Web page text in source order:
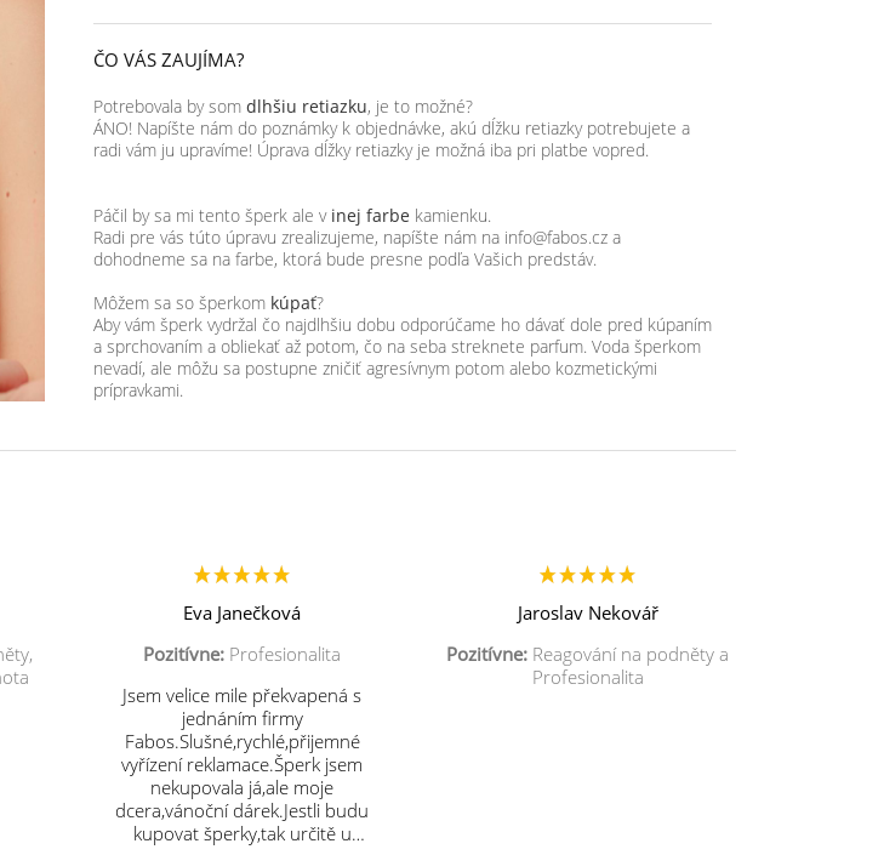
ČO VÁS ZAUJÍMA?
Potrebovala by som dlhšiu retiazku, je to možné?
ÁNO! Napíšte nám do poznámky k objednávke, akú dĺžku retiazky potrebujete a
radi vám ju upravíme! Úprava dĺžky retiazky je možná iba pri platbe vopred.
Páčil by sa mi tento šperk ale v inej farbe kamienku.
Radi pre vás túto úpravu zrealizujeme, napíšte nám na info@fabos.cz a
dohodneme sa na farbe, ktorá bude presne podľa Vašich predstáv.
Môžem sa so šperkom kúpať?
Aby vám šperk vydržal čo najdlhšiu dobu odporúčame ho dávať dole pred kúpaním
a sprchovaním a obliekať až potom, čo na seba streknete parfum. Voda šperkom
nevadí, ale môžu sa postupne zničiť agresívnym potom alebo kozmetickými
prípravkami.
Eva Janečková
Pozitívne: Profesionalita
Jsem velice mile překvapená s
jednáním firmy
Fabos.Slušné,rychlé,přijemné
vyřízení reklamace.Šperk jsem
nekupovala já,ale moje
dcera,vánoční dárek.Jestli budu
kupovat šperky,tak určitě u
Jaroslav Nekovář
Pozitívne: Reagování na podněty a
Profesionalita